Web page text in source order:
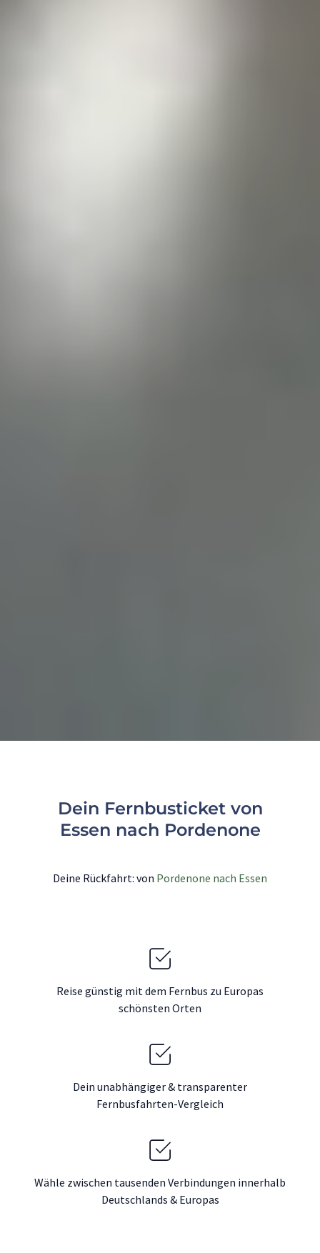
Dein Fernbusticket von
Essen nach Pordenone
Deine Rückfahrt: von Pordenone nach Essen
Reise günstig mit dem Fernbus zu Europas
schönsten Orten
Dein unabhängiger & transparenter
Fernbusfahrten-Vergleich
Wähle zwischen tausenden Verbindungen innerhalb
Deutschlands & Europas